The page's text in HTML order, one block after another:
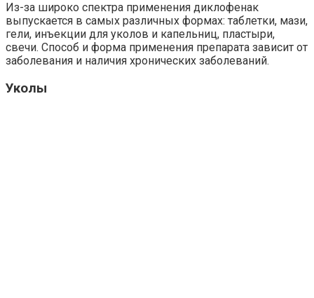
Из-за широко спектра применения диклофенак
выпускается в самых различных формах: таблетки, мази,
гели, инъекции для уколов и капельниц, пластыри,
свечи. Способ и форма применения препарата зависит от
заболевания и наличия хронических заболеваний.
Уколы